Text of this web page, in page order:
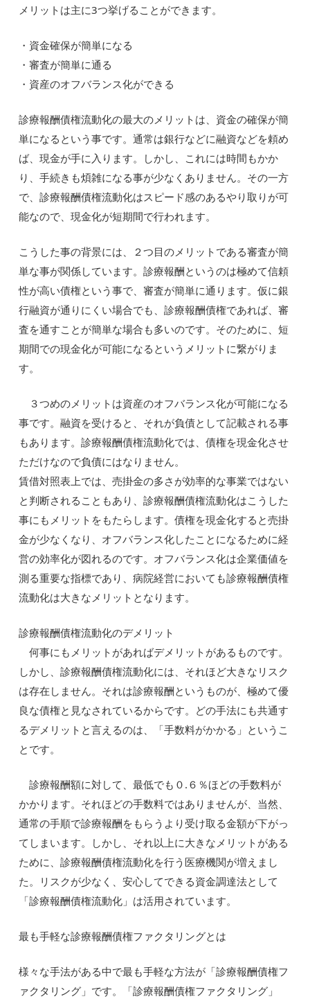
メリットは主に3つ挙げることができます。
・資金確保が簡単になる
・審査が簡単に通る
・資産のオフバランス化ができる
診療報酬債権流動化の最大のメリットは、資金の確保が簡
単になるという事です。通常は銀行などに融資などを頼め
ば、現金が手に入ります。しかし、これには時間もかか
り、手続きも煩雑になる事が少なくありません。その一方
で、診療報酬債権流動化はスピード感のあるやり取りが可
能なので、現金化が短期間で行われます。
こうした事の背景には、２つ目のメリットである審査が簡
単な事が関係しています。診療報酬というのは極めて信頼
性が高い債権という事で、審査が簡単に通ります。仮に銀
行融資が通りにくい場合でも、診療報酬債権であれば、審
査を通すことが簡単な場合も多いのです。そのために、短
期間での現金化が可能になるというメリットに繋がりま
す。
３つめのメリットは資産のオフバランス化が可能になる
事です。融資を受けると、それが負債として記載される事
もあります。診療報酬債権流動化では、債権を現金化させ
ただけなので負債にはなりません。
賃借対照表上では、売掛金の多さが効率的な事業ではない
と判断されることもあり、診療報酬債権流動化はこうした
事にもメリットをもたらします。債権を現金化すると売掛
金が少なくなり、オフバランス化したことになるために経
営の効率化が図れるのです。オフバランス化は企業価値を
測る重要な指標であり、病院経営においても診療報酬債権
流動化は大きなメリットとなります。
診療報酬債権流動化のデメリット
何事にもメリットがあればデメリットがあるものです。
しかし、診療報酬債権流動化には、それほど大きなリスク
は存在しません。それは診療報酬というものが、極めて優
良な債権と見なされているからです。どの手法にも共通す
るデメリットと言えるのは、「手数料がかかる」というこ
とです。
診療報酬額に対して、最低でも０.６％ほどの手数料が
かかります。それほどの手数料ではありませんが、当然、
通常の手順で診療報酬をもらうより受け取る金額が下がっ
てしまいます。しかし、それ以上に大きなメリットがある
ために、診療報酬債権流動化を行う医療機関が増えまし
た。リスクが少なく、安心してできる資金調達法として
「診療報酬債権流動化」は活用されています。
最も手軽な診療報酬債権ファクタリングとは
様々な手法がある中で最も手軽な方法が「診療報酬債権フ
ァクタリング」です。「診療報酬債権ファクタリング」